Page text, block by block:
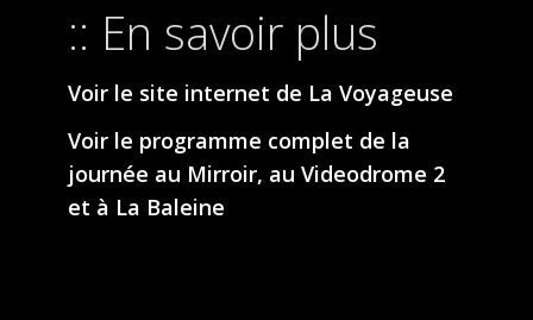
En savoir plus
Voir le site internet de La Voyageuse
Voir le programme complet de la
journée au Mirroir, au Videodrome 2
et à La Baleine